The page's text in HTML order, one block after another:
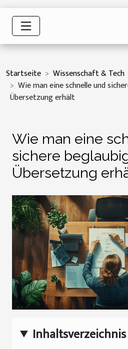
Startseite
Wissenschaft & Tech
Wie man eine schnelle und
Übersetzung erhält
Wie man eine
sichere
Übersetzung
Inhaltsverzeichnis